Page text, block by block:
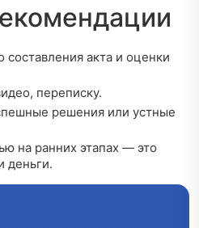
акта и оценки
переписку.
решения или устные
на ранних этапах — это
деньги.